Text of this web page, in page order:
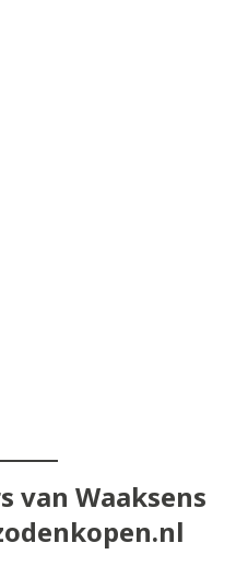
van Waaksens